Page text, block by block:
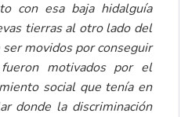
con esa baja hidalguía
tierras al otro lado del
movidos por conseguir
motivados por el
social que tenía en
donde la discriminación